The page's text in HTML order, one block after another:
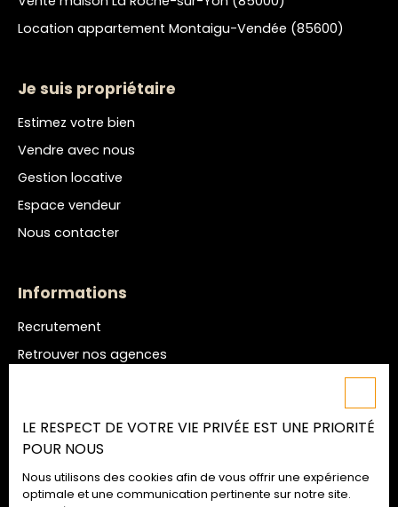
Location appartement Montaigu-Vendée (85600)
Je suis propriétaire
Estimez votre bien
Vendre avec nous
Gestion locative
Espace vendeur
Nous contacter
Informations
Recrutement
Retrouver nos agences
Politique de confidentialité
Gérer les cookies
LE RESPECT DE VOTRE VIE PRIVÉE EST UNE PRIORITÉ
POUR NOUS
Nous utilisons des cookies afin de vous offrir une expérience
optimale et une communication pertinente sur notre site.